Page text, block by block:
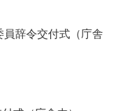
辞令交付式（庁舎